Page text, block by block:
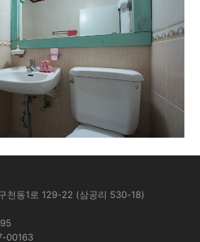
천동1로 129-22 (삼공리 530-18)
00163